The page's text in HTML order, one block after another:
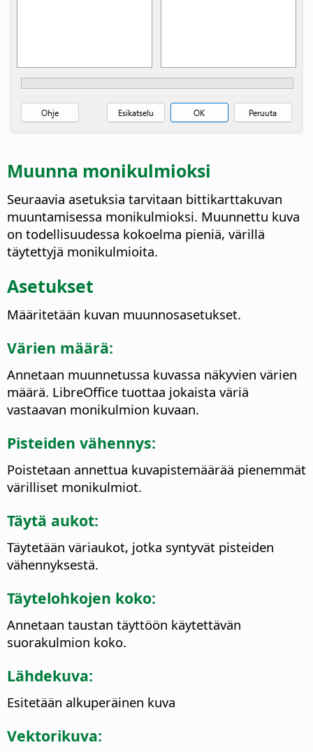
Muunna monikulmioksi
Seuraavia asetuksia tarvitaan bittikarttakuvan
muuntamisessa monikulmioksi. Muunnettu kuva
on todellisuudessa kokoelma pieniä, värillä
täytettyjä monikulmioita.
Asetukset
Määritetään kuvan muunnosasetukset.
Värien määrä:
Annetaan muunnetussa kuvassa näkyvien värien
määrä. LibreOffice tuottaa jokaista väriä
vastaavan monikulmion kuvaan.
Pisteiden vähennys:
Poistetaan annettua kuvapistemäärää pienemmät
värilliset monikulmiot.
Täytä aukot:
Täytetään väriaukot, jotka syntyvät pisteiden
vähennyksestä.
Täytelohkojen koko:
Annetaan taustan täyttöön käytettävän
suorakulmion koko.
Lähdekuva:
Esitetään alkuperäinen kuva
Vektorikuva: